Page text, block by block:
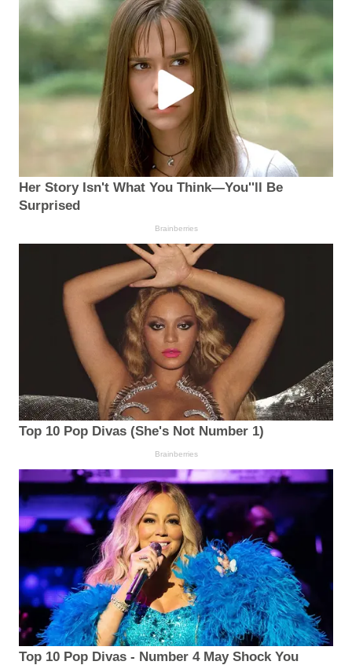
Her Story Isn't What You Think—You''ll Be
Surprised
Brainberries
Top 10 Pop Divas (She's Not Number 1)
Brainberries
Top 10 Pop Divas - Number 4 May Shock You